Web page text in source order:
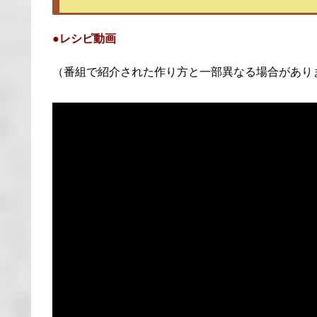
●レシピ動画
（番組で紹介された作り方と一部異なる場合があり